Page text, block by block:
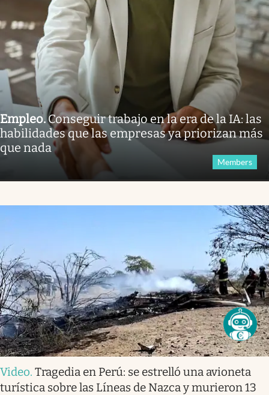
Empleo.Conseguir trabajo en la era de la IA: las
habilidades que las empresas ya priorizan más
que nada
Members
Video. Tragedia en Perú: se estrelló una avioneta
turística sobre las Líneas de Nazca y murieron 13